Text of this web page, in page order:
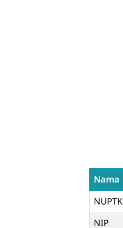
Nama
NUPTK
NIP